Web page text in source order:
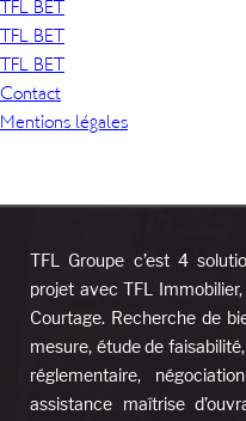
TFL BET
TFL BET
TFL BET
Contact
Mentions légales
TFL Groupe c’est 4
projet avec TFL Immobilier,
Courtage. Recherche de
mesure, étude de
réglementaire,
assistance maîtrise